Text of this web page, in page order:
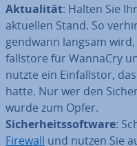
Ak­tua­li­tät: Halten Sie
aktuellen Stand. So
gend­wann langsam
falls­to­re für WannaCry
nutzte ein Ein­falls­tor,
hatte. Nur wer den
wurde zum Opfer.
Si­cher­heits­soft­ware:
Firewall und nutzen Sie